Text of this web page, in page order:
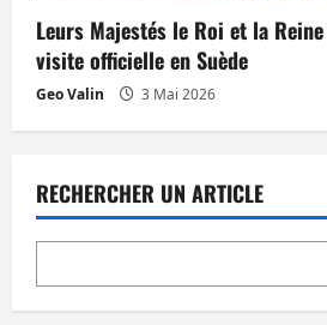
Leurs Majestés le Roi et la
visite officielle en Suède
Geo Valin 3 Mai 2026
RECHERCHER UN ARTICLE